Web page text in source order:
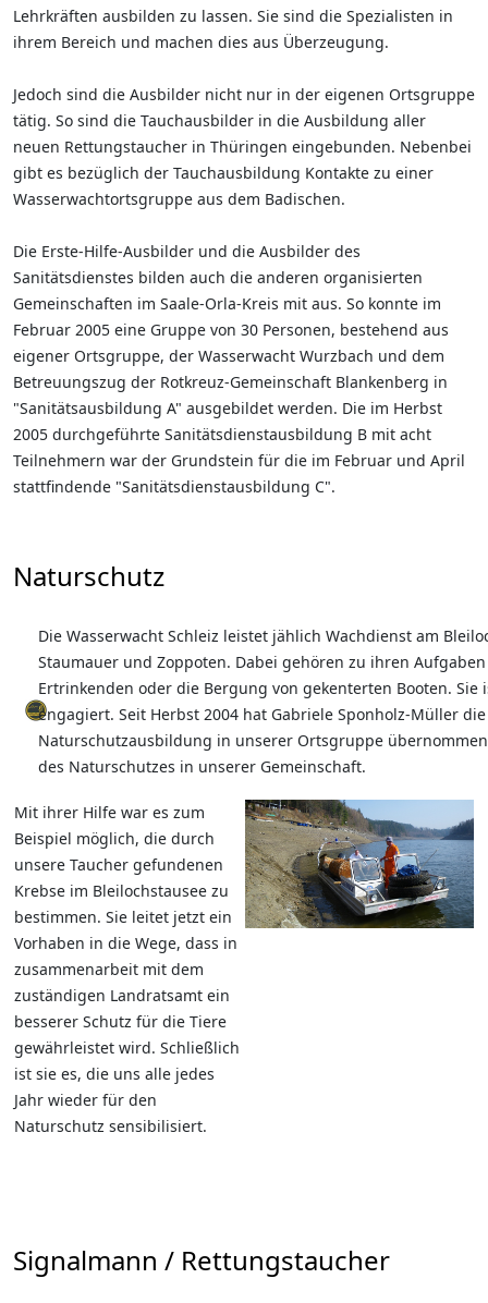
Lehrkräften ausbilden zu lassen. Sie sind die Spezialisten in
ihrem Bereich und machen dies aus Überzeugung.
Jedoch sind die Ausbilder nicht nur in der eigenen Ortsgruppe
tätig. So sind die Tauchausbilder in die Ausbildung aller
neuen Rettungstaucher in Thüringen eingebunden. Nebenbei
gibt es bezüglich der Tauchausbildung Kontakte zu einer
Wasserwachtortsgruppe aus dem Badischen.
Die Erste-Hilfe-Ausbilder und die Ausbilder des
Sanitätsdienstes bilden auch die anderen organisierten
Gemeinschaften im Saale-Orla-Kreis mit aus. So konnte im
Februar 2005 eine Gruppe von 30 Personen, bestehend aus
eigener Ortsgruppe, der Wasserwacht Wurzbach und dem
Betreuungszug der Rotkreuz-Gemeinschaft Blankenberg in
"Sanitätsausbildung A" ausgebildet werden. Die im Herbst
2005 durchgeführte Sanitätsdienstausbildung B mit acht
Teilnehmern war der Grundstein für die im Februar und April
stattfindende "Sanitätsdienstausbildung C".
Naturschutz
Die Wasserwacht Schleiz leistet jählich Wachdienst am
Staumauer und Zoppoten. Dabei gehören zu ihren
Ertrinkenden oder die Bergung von gekenterten Booten.
engagiert. Seit Herbst 2004 hat Gabriele Sponholz-Müller
Naturschutzausbildung in unserer Ortsgruppe
des Naturschutzes in unserer Gemeinschaft.
Mit ihrer Hilfe war es zum
Beispiel möglich, die durch
unsere Taucher gefundenen
Krebse im Bleilochstausee zu
bestimmen. Sie leitet jetzt ein
Vorhaben in die Wege, dass in
zusammenarbeit mit dem
zuständigen Landratsamt ein
besserer Schutz für die Tiere
gewährleistet wird. Schließlich
ist sie es, die uns alle jedes
Jahr wieder für den
Naturschutz sensibilisiert.
Signalmann / Rettungstaucher